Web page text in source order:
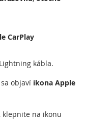
CarPlay
kábla.
objaví ikona Apple
klepnite na ikonu